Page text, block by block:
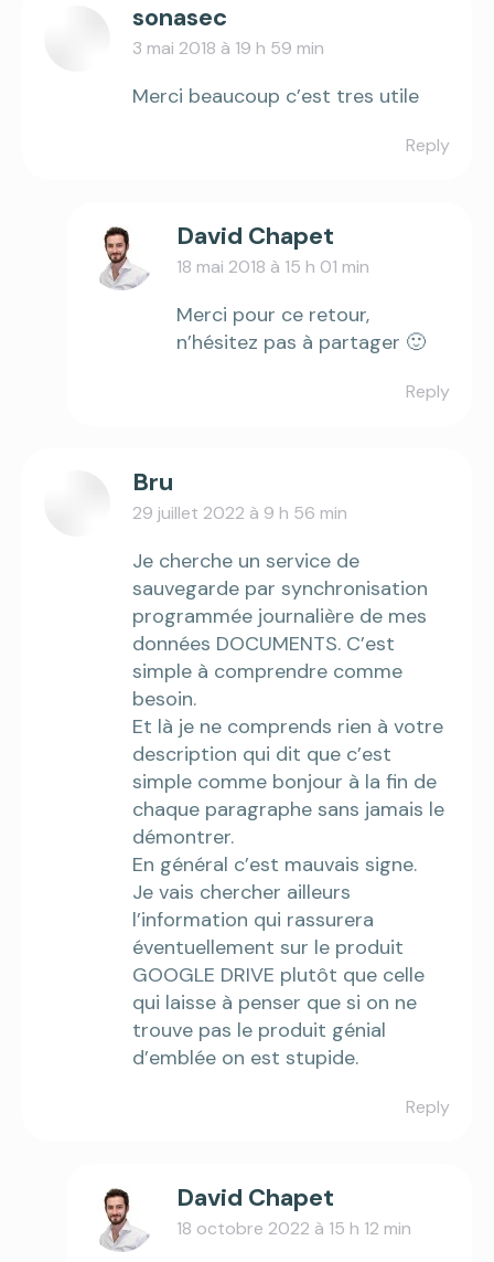
sonasec
says:
3 mai 2018 à 19 h 59 min
Merci beaucoup c’est tres utile
Reply
David Chapet
says:
18 mai 2018 à 15 h 01 min
Merci pour ce retour,
n’hésitez pas à partager 🙂
Reply
Bru
says:
29 juillet 2022 à 9 h 56 min
Je cherche un service de
sauvegarde par synchronisation
programmée journalière de mes
données DOCUMENTS. C’est
simple à comprendre comme
besoin.
Et là je ne comprends rien à votre
description qui dit que c’est
simple comme bonjour à la fin de
chaque paragraphe sans jamais le
démontrer.
En général c’est mauvais signe.
Je vais chercher ailleurs
l’information qui rassurera
éventuellement sur le produit
GOOGLE DRIVE plutôt que celle
qui laisse à penser que si on ne
trouve pas le produit génial
d’emblée on est stupide.
Reply
David Chapet
says:
18 octobre 2022 à 15 h 12 min